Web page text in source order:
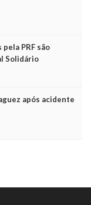
PRF são
Solidário
após acidente